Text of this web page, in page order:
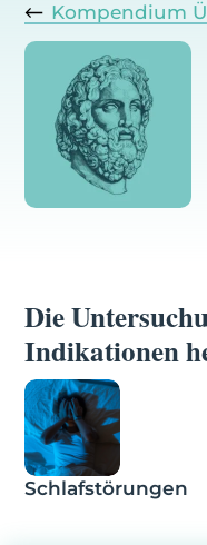
Kompendium
Die
Indikationen
Schlafstörungen